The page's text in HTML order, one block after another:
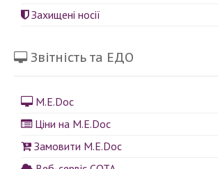
Захищені носії
Звітність та ЕДО
M.E.Doc
Ціни на M.E.Doc
Замовити M.E.Doc